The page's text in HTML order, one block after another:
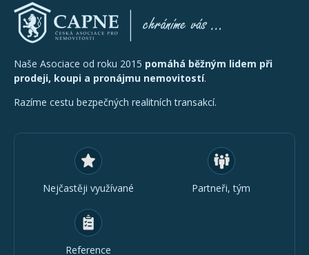
Naše Asociace od roku 2015 pomáhá běžným lidem při
prodeji, koupi a pronájmu nemovitostí.
Razíme cestu bezpečných realitních transakcí.
Nejčastěji využívané Partneři, tým
Reference